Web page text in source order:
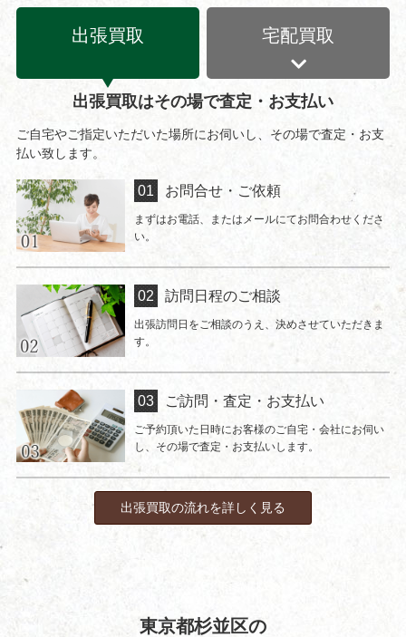
出張買取 宅配買取
出張買取はその場で査定・お支払い
ご自宅やご指定いただいた場所にお伺いし、その場で査定・お支
払い致します。
お問合せ・ご依頼
まずはお電話、またはメールにてお問合わせくださ
い。
訪問日程のご相談
出張訪問日をご相談のうえ、決めさせていただきま
す。
ご訪問・査定・お支払い
ご予約頂いた日時にお客様のご自宅・会社にお伺い
し、その場で査定・お支払いします。
出張買取の流れを詳しく見る
東京都杉並区の